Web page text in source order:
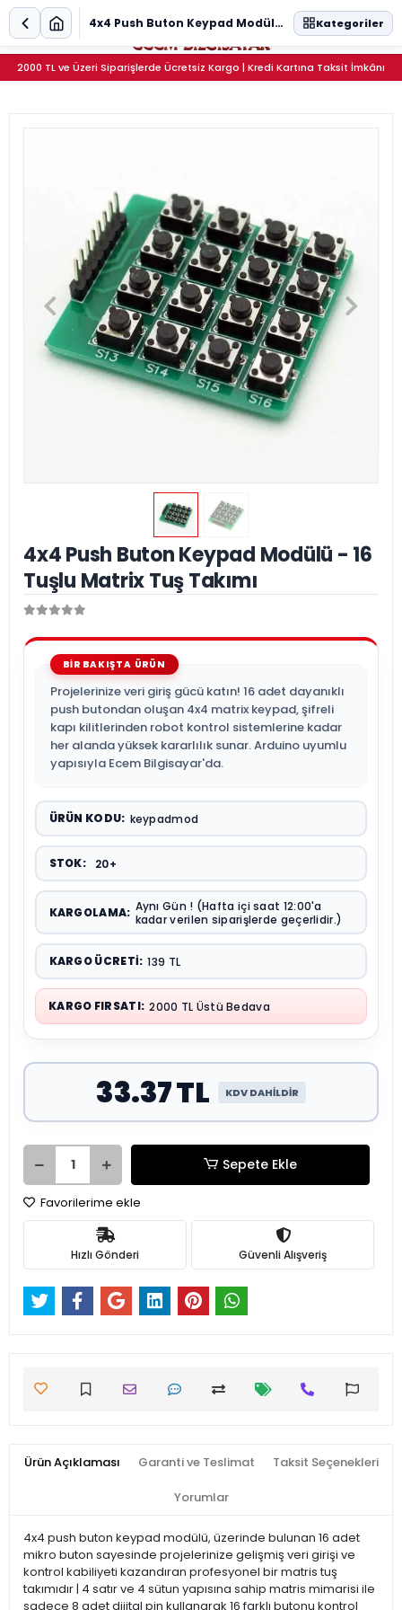
2000 TL ve Üzeri Siparişlerde Ücretsiz Kargo | Kredi Kartına Taksit İmkânı
0
4x4 Push Buton Keypad Modülü - 16
Tuşlu Matrix Tuş Takımı
Projelerinize veri giriş gücü katın! 16 adet dayanıklı
push butondan oluşan 4x4 matrix keypad, şifreli
kapı kilitlerinden robot kontrol sistemlerine kadar
her alanda yüksek kararlılık sunar. Arduino uyumlu
yapısıyla Ecem Bilgisayar'da.
ÜRÜN KODU: keypadmod
STOK: 20+
KARGOLAMA: Aynı Gün ! (Hafta içi saat 12:00'a
kadar verilen siparişlerde geçerlidir.)
KARGO ÜCRETI: 139 TL
KARGO FIRSATI: 2000 TL Üstü Bedava
33.37 TL KDV DAHİLDİR
Sepete Ekle
Favorilerime ekle
Hızlı Gönderi Güvenli Alışveriş
Ürün Açıklaması Garanti ve Teslimat Taksit Seçenekleri
Yorumlar
4x4 push buton keypad modülü, üzerinde bulunan 16 adet
mikro buton sayesinde projelerinize gelişmiş veri girişi ve
kontrol kabiliyeti kazandıran profesyonel bir matris tuş
takımıdır | 4 satır ve 4 sütun yapısına sahip matris mimarisi ile
sadece 8 adet dijital pin kullanarak 16 farklı butonu kontrol
4x4 Push Buton Keypad Modülü - 16 Tuşlu Matrix Tuş Takımı Kategoriler